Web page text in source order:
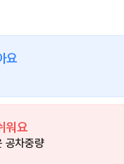
요
워요
공차중량